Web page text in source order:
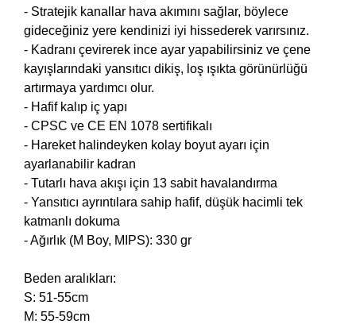
- Stratejik kanallar hava akımını sağlar, böylece
gideceğiniz yere kendinizi iyi hissederek varırsınız.
- Kadranı çevirerek ince ayar yapabilirsiniz ve çene
kayışlarındaki yansıtıcı dikiş, loş ışıkta görünürlüğü
artırmaya yardımcı olur.
- Hafif kalıp iç yapı
- CPSC ve CE EN 1078 sertifikalı
- Hareket halindeyken kolay boyut ayarı için
ayarlanabilir kadran
- Tutarlı hava akışı için 13 sabit havalandırma
- Yansıtıcı ayrıntılara sahip hafif, düşük hacimli tek
katmanlı dokuma
- Ağırlık (M Boy, MIPS): 330 gr
Beden aralıkları:
S: 51-55cm
M: 55-59cm